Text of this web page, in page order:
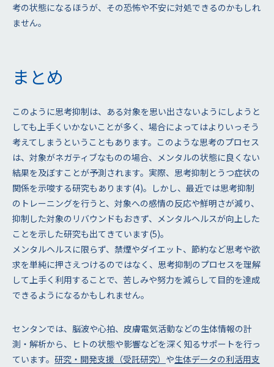
考の状態になるほうが、その恐怖や不安に対処できるのかもしれ
ません。
まとめ
このように思考抑制は、ある対象を思い出さないようにしようと
しても上手くいかないことが多く、場合によってはよりいっそう
考えてしまうということもあります。このような思考のプロセス
は、対象がネガティブなものの場合、メンタルの状態に良くない
結果を及ぼすことが予測されます。実際、思考抑制とうつ症状の
関係を示唆する研究もあります(4)。しかし、最近では思考抑制
のトレーニングを行うと、対象への感情の反応や鮮明さが減り、
抑制した対象のリバウンドもおきず、メンタルヘルスが向上した
ことを示した研究も出てきています(5)。
メンタルヘルスに限らず、禁煙やダイエット、節約など思考や欲
求を単純に押さえつけるのではなく、思考抑制のプロセスを理解
して上手く利用することで、苦しみや努力を減らして目的を達成
できるようになるかもしれません。
センタンでは、脳波や心拍、皮膚電気活動などの生体情報の計
測・解析から、ヒトの状態や影響などを深く知るサポートを行っ
ています。 研究・開発支援（受託研究） や生体データの利活用支